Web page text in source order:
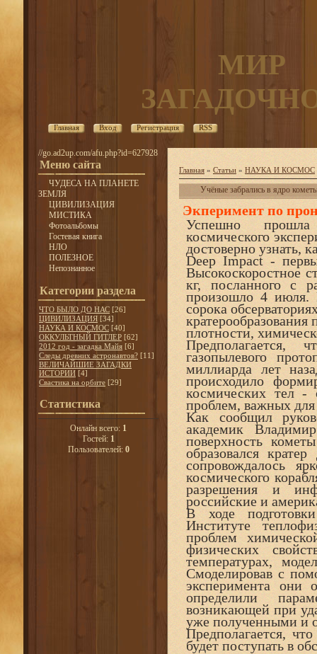
МИР
Главная Вход Регистрация RSS
//go.ad2up.com/afu.php?id=627928
Меню сайта
ЧУДЕСА НА ПЛАНЕТЕ
ЗЕМЛЯ
ЦИВИЛИЗАЦИЯ
МИСТИКА
Фотоальбомы
Гостевая книга
НЛО
ПОЛЕЗНОЕ
Непознанное
Категории раздела
ЧТО БЫЛО ДО НАС [26]
ЦИВИЛИЗАЦИЯ [34]
НАУКА И КОСМОС [40]
ОККУЛЬТНЫЙ ГИТЛЕР [62]
2012 год - загадка Майя [6]
Следы древних астронавтов? [11]
ВЕЛИЧАЙШИЕ ЗАГАДКИ
ИСТОРИИ [4]
Свастика на орбите [29]
Статистика
Онлайн всего: 1
Гостей: 1
Пользователей: 0
Главная » Статьи » НАУКА И КОСМОС
Учёные забрались в ядро
Экперимент по
Успешно прошла
космического
достоверно узнать,
Deep Impact -
Высокоскоростное
кг, посланного с
произошло 4 июля.
сорока
плотности,
Предполагается,
газопылевого
миллиарда лет
происходило
космических тел
проблем, важных
Как сообщил
академик
поверхность
образовался
сопровождалось
космического
разрешения и
российские и
В ходе
Институте
проблем
физических
температурах,
Смоделировав с
эксперимента они
определили
возникающей при
уже полученными и
Предполагается,
будет поступать в